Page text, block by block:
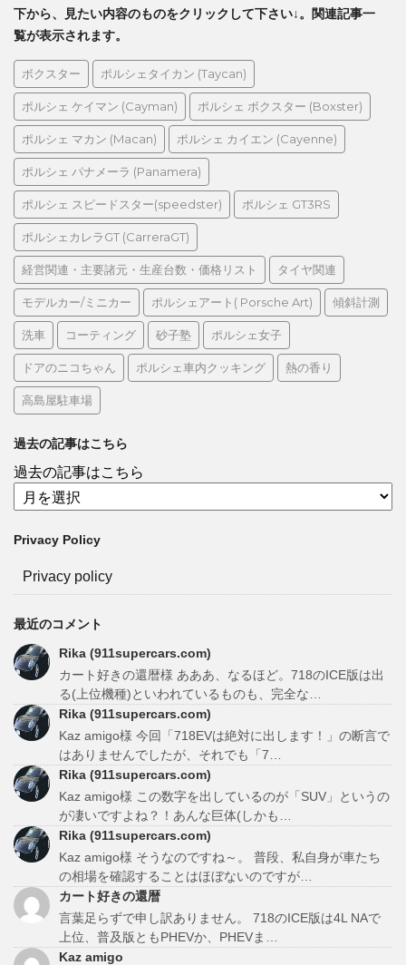
下から、見たい内容のものをクリックして下さい↓。関連記事一
覧が表示されます。
ボクスター ポルシェタイカン (Taycan)
ポルシェ ケイマン (Cayman) ポルシェ ボクスター (Boxster)
ポルシェ マカン (Macan) ポルシェ カイエン (Cayenne)
ポルシェ パナメーラ (Panamera)
ポルシェ スピードスター(speedster) ポルシェ GT3RS
ポルシェカレラGT (CarreraGT)
経営関連・主要諸元・生産台数・価格リスト タイヤ関連
モデルカー/ミニカー ポルシェアート( Porsche Art) 傾斜計測
洗車 コーティング 砂子塾 ポルシェ女子
ドアのニコちゃん ポルシェ車内クッキング 熱の香り
高島屋駐車場
過去の記事はこちら
過去の記事はこちら
Privacy Policy
Privacy policy
最近のコメント
Rika (911supercars.com)
カート好きの還暦様 あああ、なるほど。718のICE版は出
る(上位機種)といわれているものも、完全な…
Rika (911supercars.com)
Kaz amigo様 今回「718EVは絶対に出します！」の断言で
はありませんでしたが、それでも「7…
Rika (911supercars.com)
Kaz amigo様 この数字を出しているのが「SUV」というの
が凄いですよね？！あんな巨体(しかも…
Rika (911supercars.com)
Kaz amigo様 そうなのですね～。 普段、私自身が車たち
の相場を確認することはほぼないのですが…
カート好きの還暦
言葉足らずで申し訳ありません。 718のICE版は4L NAで
上位、普及版ともPHEVか、PHEVま…
Kaz amigo